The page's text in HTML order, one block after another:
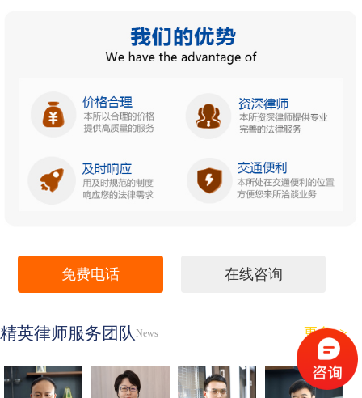
免费电话 在线咨询
精英律师服务团队 News 更多>>